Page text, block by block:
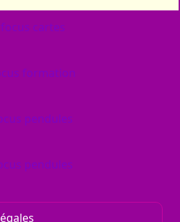
SOI, PRÉCIS, PUISSANT...
POUR DES ÉVÈNEMENTS
DE LA THÉRAPIE.
ET D'ÉVOLUTION.